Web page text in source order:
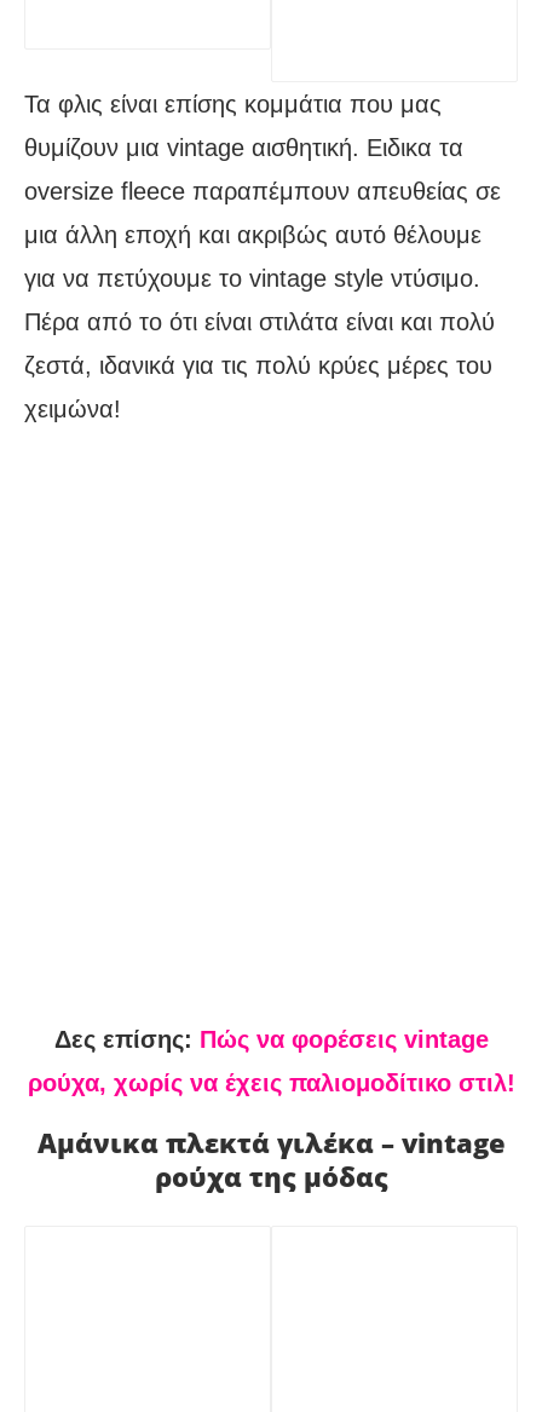
Τα φλις είναι επίσης κομμάτια που μας
θυμίζουν μια vintage αισθητική. Ειδικα τα
oversize fleece παραπέμπουν απευθείας σε
μια άλλη εποχή και ακριβώς αυτό θέλουμε
για να πετύχουμε το vintage style ντύσιμο.
Πέρα από το ότι είναι στιλάτα είναι και πολύ
ζεστά, ιδανικά για τις πολύ κρύες μέρες του
χειμώνα!
Δες επίσης: Πώς να φορέσεις vintage
ρούχα, χωρίς να έχεις παλιομοδίτικο στιλ!
Αμάνικα πλεκτά γιλέκα – vintage
ρούχα της μόδας